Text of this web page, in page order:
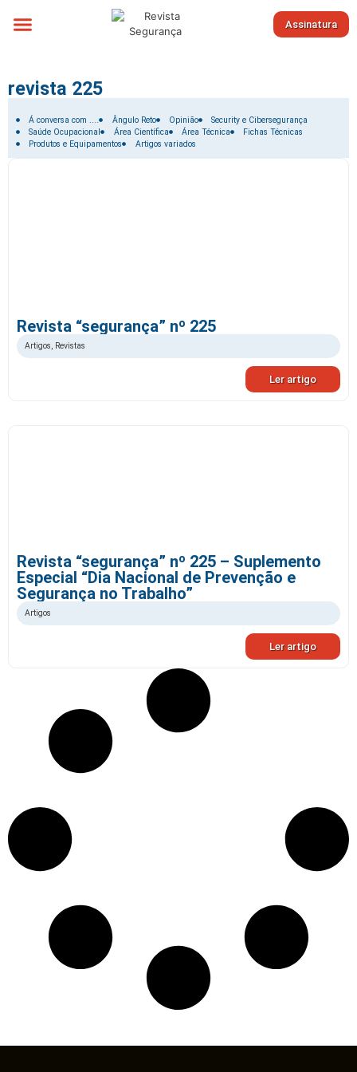
Assinatura
revista 225
Filtrar por:
Á conversa com .... Ângulo Reto Opinião
Security e Cibersegurança
Saúde Ocupacional
Área Científica Área Técnica
Fichas Técnicas
Produtos e Equipamentos
Artigos variados
Revista “segurança” nº 225
Artigos, Revistas
Ler artigo
Revista “segurança” nº 225 – Suplemento
Especial “Dia Nacional de Prevenção e
Segurança no Trabalho”
Artigos
Ler artigo